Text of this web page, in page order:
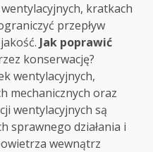
kratkach
przepływ
Jak poprawić
konserwację?
wentylacyjnych,
mechanicznych oraz
wentylacyjnych są
sprawnego działania i
wewnątrz